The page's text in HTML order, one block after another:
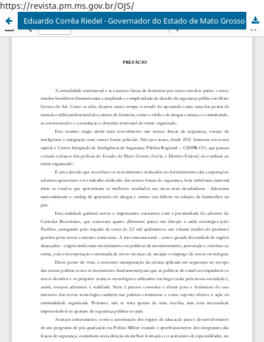
https://revista.pm.ms.gov.br/OJS/
Eduardo Corrêa Riedel - Governador do Estado de Mato Grosso do Sul